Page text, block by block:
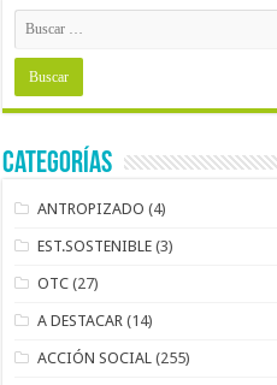
Categorías
ANTROPIZADO (4)
EST.SOSTENIBLE (3)
OTC (27)
A DESTACAR (14)
ACCIÓN SOCIAL (255)